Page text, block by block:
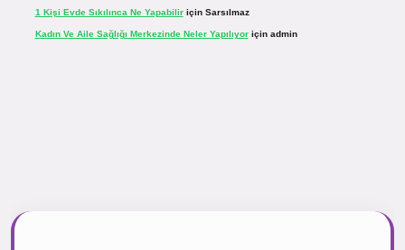
1 Kişi Evde Sıkılınca Ne Yapabiliriçin Sarsılmaz
Kadın Ve Aile Sağlığı Merkezinde Neler Yapılıyoriçin admin